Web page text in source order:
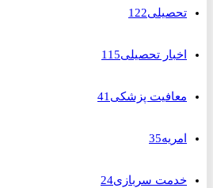
تحصیلی122
اخبار تحصیلی115
معافیت پزشکی41
امریه 35
خدمت سربازی 24